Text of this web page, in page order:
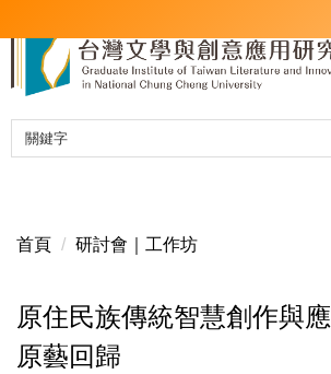
到
要
內
容
首頁 研討會｜工作坊
原住民族傳統智慧創作與
原藝回歸